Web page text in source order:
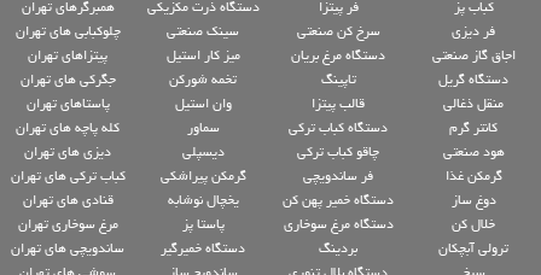
کباب پز
فر دیزی
اجاق گاز صنعتی
دستگاه گریل
منقل ذغالی
کانتر گرم
هود صنعتی
گرمکن غذا
دوغ ساز
خلال کن
ترولی آبچکان
فر پیتزا
سرخ کن صنعتی
دستگاه مرغ بریان
تاپینگ
قالب پیتزا
دستگاه کباب ترکی
چاقو کباب ترکی
فر ساندویچی
دستگاه خمیر پهن کن
دستگاه مرغ سوخاری
بردینگ
دستگاه ذرت مکزیکی
سینک صنعتی
میز کار استیل
تخمه شورکن
وان استیل
سماور
دیسپلی
گرمکن پیراشکی
یخچال نوشابه
پاستا پز
دستگاه خمیرگیر
همبرگرهای تهران
چلوکبابی های تهران
پیتزاهای تهران
جگرکی های تهران
پاستاهای تهران
کله پاچه های تهران
دیزی های تهران
کباب ترکی های تهران
قنادی های تهران
مرغ سوخاری تهران
ساندویچی های تهران